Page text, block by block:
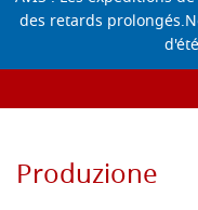
des retards
Produzione